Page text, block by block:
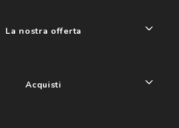
La nostra offerta
Acquisti